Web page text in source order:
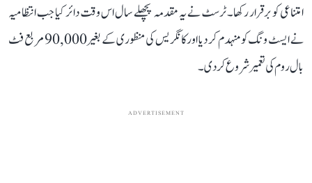
امتناعی کو برقرار رکھا۔ ٹرسٹ نے یہ مقدمہ پچھلے سال اس وقت دائر کیا جب انتظامیہ
نے ایسٹ ونگ کو منہدم کر دیا اور کانگریس کی منظوری کے بغیر 90,000 مربع فٹ
بال روم کی تعمیر شروع کر دی۔
ADVERTISEMENT